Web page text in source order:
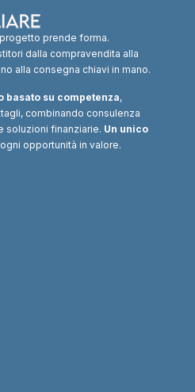
prende forma.
dalla compravendita alla
alla consegna chiavi in mano.
basato su competenza,
combinando consulenza
soluzioni finanziarie. Un unico
opportunità in valore.